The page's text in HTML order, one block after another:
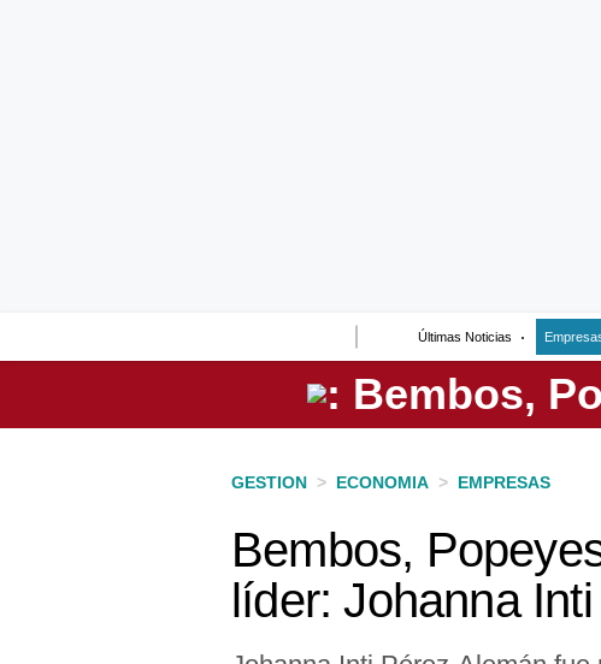
Últimas Noticias
Perú
GESTION > ECONOMIA > EMPRESAS
Bembos,
líder: Johanna